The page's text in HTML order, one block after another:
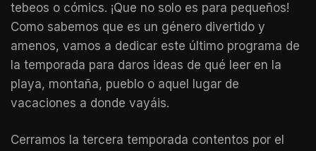
tebeos o cómics. ¡Que no solo es para pequeños!
Como sabemos que es un género divertido y
amenos, vamos a dedicar este último programa de
la temporada para daros ideas de qué leer en la
playa, montaña, pueblo o aquel lugar de
vacaciones a donde vayáis.
Cerramos la tercera temporada contentos por el